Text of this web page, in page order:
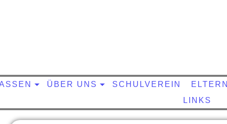
ÜBER UNS SCHULVEREIN ELTERN
LINKS